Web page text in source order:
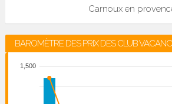
Carnoux en
BAROMÈTRE DES PRIX DES CLUB
1,500